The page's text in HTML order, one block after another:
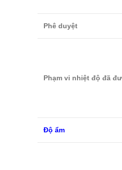
Phê duyệt
Phạm vi nhiệt độ đã
Độ ẩm